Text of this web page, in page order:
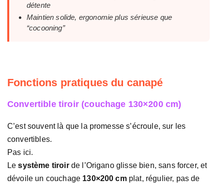
détente
Maintien solide, ergonomie plus sérieuse que
“cocooning”
Fonctions pratiques du canapé
Convertible tiroir (couchage 130×200 cm)
C’est souvent là que la promesse s’écroule, sur les
convertibles.
Pas ici.
Lesystème tiroirde l’Origano glisse bien, sans forcer, et
dévoile un couchage 130×200 cmplat, régulier, pas de